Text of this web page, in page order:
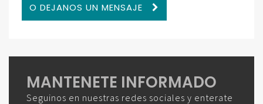
O DEJANOS UN MENSAJE
MANTENETE INFORMADO
Seguinos en nuestras redes sociales y enterate